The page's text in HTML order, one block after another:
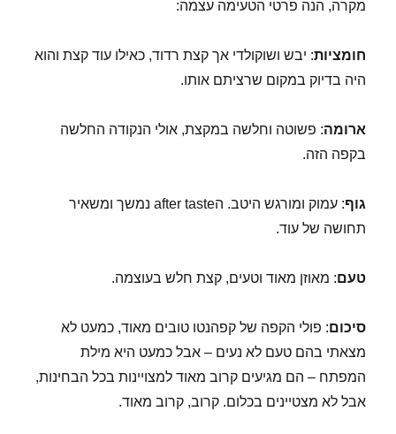
מקרה, הנה פרטי הטעימה עצמה:
חומציות: יבש ושוקולדי אך קצת רדוד, כאילו עוד קצת והוא
היה בדיוק במקום שרציתם אותו.
ארומה: פשוטה וחלשה במקצת, אולי הנקודה החלשה
בקפה הזה.
גוף
: עמוק ומורגש היטב. הafter taste נמשך ומשאיר
תחושה של עוד.
טעם: מאוזן מאוד וטעים, קצת חלש בעוצמה.
סיכום: פולי הקפה של קפהנטו טובים מאוד, כמעט לא
מצאתי בהם טעם לא נעים – אבל כמעט היא מילת
המפתח – הם מגיעים קרוב מאוד למצויינות בכל הבחינות,
אבל לא מצטיינים בכלום. קרוב, קרוב מאוד.